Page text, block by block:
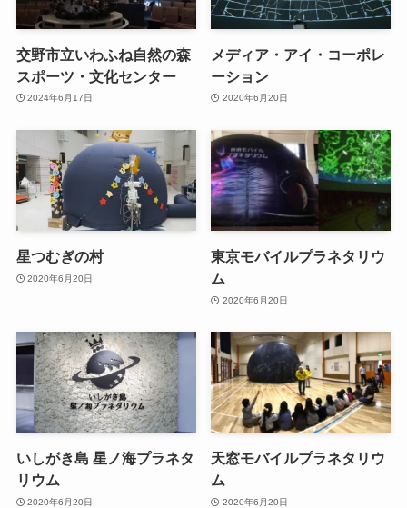
交野市立いわふね自然の森
スポーツ・文化センター
2024年6月17日
メディア・アイ・コーポレ
ーション
2020年6月20日
星つむぎの村
2020年6月20日
東京モバイルプラネタリウ
ム
2020年6月20日
いしがき島 星ノ海プラネタ
リウム
2020年6月20日
天窓モバイルプラネタリウ
ム
2020年6月20日